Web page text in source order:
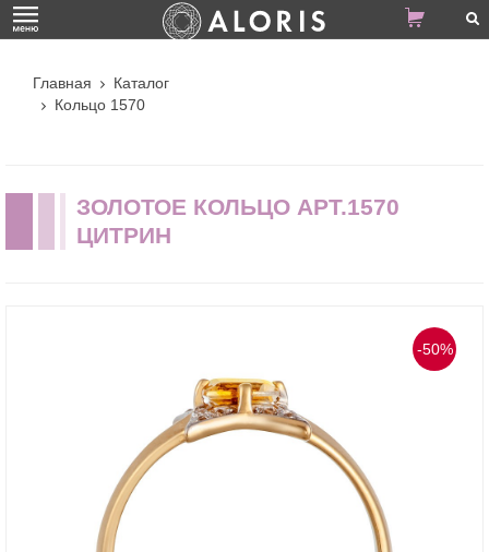
Главная
Каталог
Кольцо 1570
ЗОЛОТОЕ КОЛЬЦО АРТ.1570
ЦИТРИН
-50%